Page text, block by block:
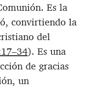
Es la
convirtiendo la
del
). Es una
de gracias
un